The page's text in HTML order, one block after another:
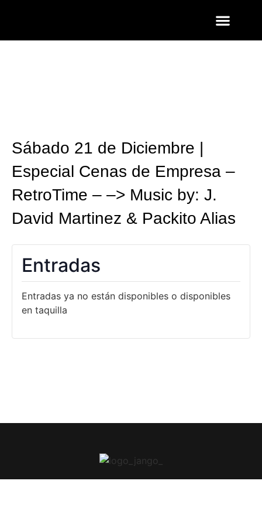
Sábado 21 de Diciembre |
Especial Cenas de Empresa –
RetroTime – –> Music by: J.
David Martinez & Packito Alias
Entradas
Entradas ya no están disponibles o disponibles
en taquilla